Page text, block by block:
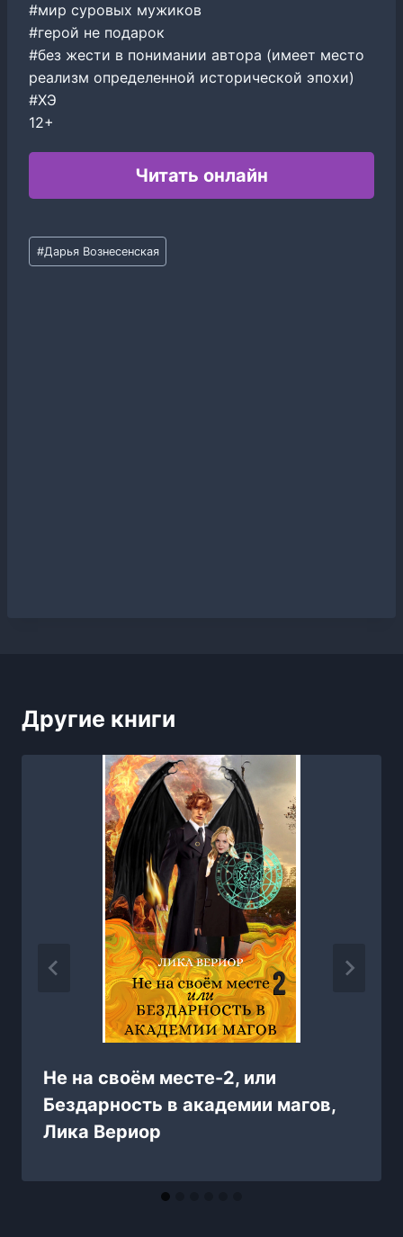
#мир суровых мужиков
#герой не подарок
#без жести в понимании автора (имеет место
реализм определенной исторической эпохи)
#ХЭ
12+
Читать онлайн
Метки
записи:
#Дарья Вознесенская
Другие книги
Не на своём месте-2, или
Бездарность в академии магов,
Лика Вериор